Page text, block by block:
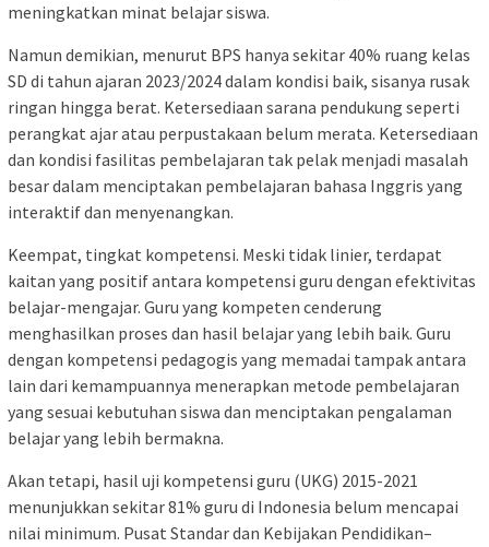
meningkatkan minat belajar siswa.
Namun demikian, menurut BPS hanya sekitar 40% ruang kelas
SD di tahun ajaran 2023/2024 dalam kondisi baik, sisanya rusak
ringan hingga berat. Ketersediaan sarana pendukung seperti
perangkat ajar atau perpustakaan belum merata. Ketersediaan
dan kondisi fasilitas pembelajaran tak pelak menjadi masalah
besar dalam menciptakan pembelajaran bahasa Inggris yang
interaktif dan menyenangkan.
Keempat, tingkat kompetensi. Meski tidak linier, terdapat
kaitan yang positif antara kompetensi guru dengan efektivitas
belajar-mengajar. Guru yang kompeten cenderung
menghasilkan proses dan hasil belajar yang lebih baik. Guru
dengan kompetensi pedagogis yang memadai tampak antara
lain dari kemampuannya menerapkan metode pembelajaran
yang sesuai kebutuhan siswa dan menciptakan pengalaman
belajar yang lebih bermakna.
Akan tetapi, hasil uji kompetensi guru (UKG) 2015-2021
menunjukkan sekitar 81% guru di Indonesia belum mencapai
nilai minimum. Pusat Standar dan Kebijakan Pendidikan–